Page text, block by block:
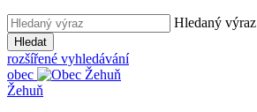
Hledaný výraz
Hledat
rozšířené vyhledávání
obec
Žehuň